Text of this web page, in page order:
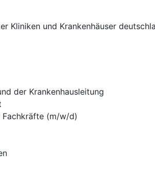
Kliniken und Krankenhäuser
der Krankenhausleitung
Fachkräfte (m/w/d)